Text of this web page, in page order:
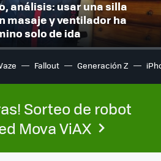
análisis: usar una silla
masaje y ventilador ha
solo de ida
Fallout Generación Z
Sorteo de robot
Mova ViAX